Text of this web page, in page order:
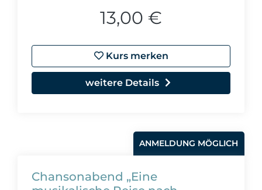
13,00 €
Kurs merken
weitere Details
ANMELDUNG MÖGLICH
Chansonabend „Eine